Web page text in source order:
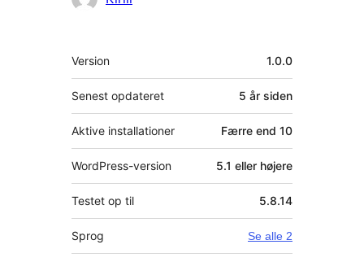
Meta
Version 1.0.0
Senest opdateret 5 år siden
Aktive installationer Færre end 10
WordPress-version 5.1 eller højere
Testet op til 5.8.14
Sprog Se alle 2